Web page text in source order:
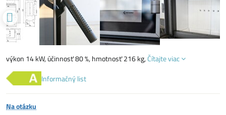
výkon 14 kW, účinnosť 80 %, hmotnosť 216 kg,Čítajte viac
Informačný list
Na otázku